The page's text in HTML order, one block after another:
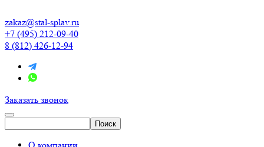
zakaz@stal-splav.ru
+7 (495) 212-09-40
8 (812) 426-12-94
Заказать звонок